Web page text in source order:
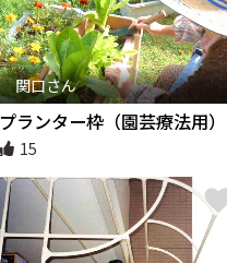
関口さん
プランター枠（園芸療法用）
15